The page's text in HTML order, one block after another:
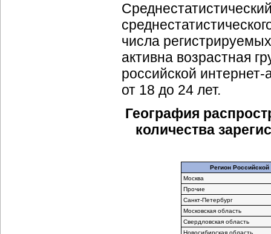
числа
активна возрастная
российской
от 18 до 24 лет.
География
количества
Регион
Москва
Прочие
Санкт-Петербург
Московская область
Свердловская область
Новосибирская область